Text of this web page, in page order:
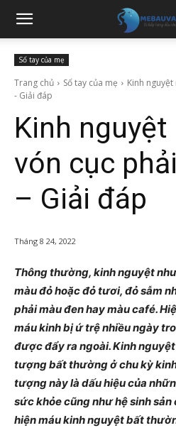
Sổ tay của mẹ
Trang chủ Sổ tay của mẹ
Kinh
- Giải đáp
Kinh
vón cục
– Giải đáp
Tháng 8 24, 2022
Thông thường, kinh nguyệt
màu đỏ hoặc đỏ tươi, đỏ sẫm
phải màu đen hay màu café.
máu kinh bị ứ trệ nhiều ngày
được đẩy ra ngoài. Kinh
tượng bất thường ở chu kỳ
tượng này là dấu hiệu của
sức khỏe cũng như hệ sinh
hiện máu kinh nguyệt bất